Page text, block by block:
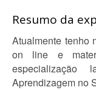
Resumo da
Atualmente tenho
on line e
Aprendizagem no